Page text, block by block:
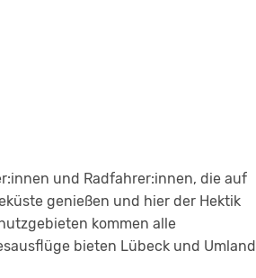
und Radfahrer:innen, die auf
genießen und hier der Hektik
kommen alle
bieten Lübeck und Umland